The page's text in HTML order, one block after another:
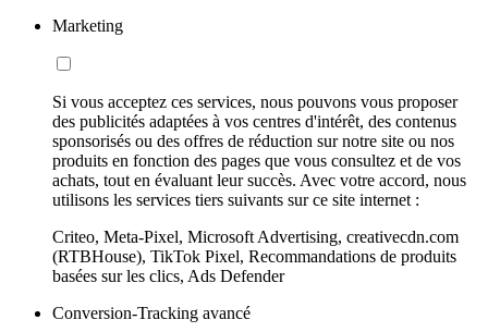
Marketing
Si vous acceptez ces services, nous pouvons vous proposer
des publicités adaptées à vos centres d'intérêt, des contenus
sponsorisés ou des offres de réduction sur notre site ou nos
produits en fonction des pages que vous consultez et de vos
achats, tout en évaluant leur succès. Avec votre accord, nous
utilisons les services tiers suivants sur ce site internet :
Criteo, Meta-Pixel, Microsoft Advertising, creativecdn.com
(RTBHouse), TikTok Pixel, Recommandations de produits
basées sur les clics, Ads Defender
Conversion-Tracking avancé